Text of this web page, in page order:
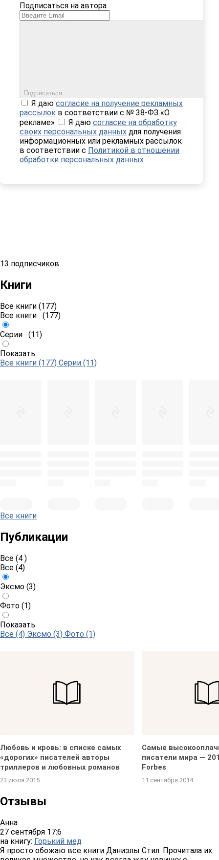
Подписаться на автора
Подписаться
Я даю согласие на получение рекламных
рассылок в соответствии с № 38-ФЗ «О
рекламе»
Я даю согласие на обработку
своих персональных данных для получения
информационных или рекламных рассылок
в соответствии с Политикой в отношении
обработки персональных данных
13 подписчиков
Книги
Все книги (177)
Все книги (177)
Серии (11)
Показать
Все книги (177) Серии (11)
Все книги
Публикации
Все (4 )
Все (4)
Эксмо (3)
Фото (1)
Показать
Все (4) Эксмо (3) Фото (1)
Любовь и кровь: в списке самых
«дорогих» писателей авторы
триллеров и любовных романов
23 июля 2015
Самые
писатели мира —
Forbes
11 сентября 2014
Отзывы
Анна
27 сентября 17:6
на книгу: Горький мед
Я просто обожаю все книги Даниэлы Стил. Прочитала их